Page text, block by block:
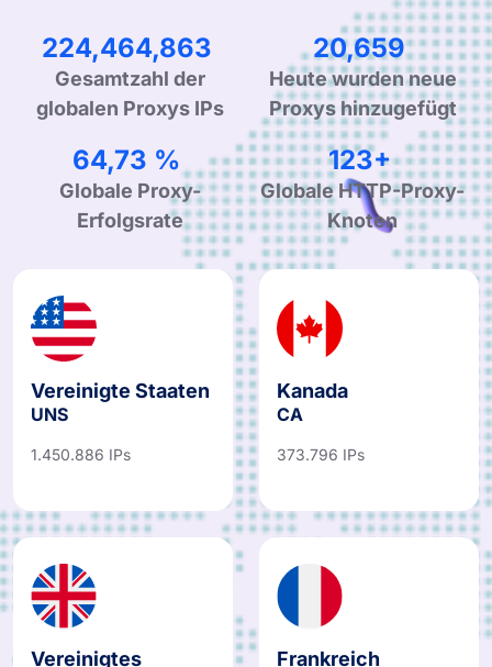
343,969,800
Gesamtzahl der
31,658
Heute wurden neue
Proxys hinzugefügt
99,90 %
Globale Proxy-
Erfolgsrate
190+
Globale HTTP-Proxy-
Knoten
Vereinigte Staaten
UNS
Kanada
CA